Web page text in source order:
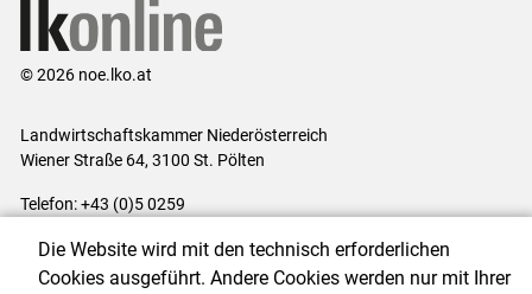
© 2026 noe.lko.at
Landwirtschaftskammer Niederösterreich
Wiener Straße 64, 3100 St. Pölten
Telefon: +43 (0)5 0259
Impressum|Kontakt|Datenschutzerklärung|Barrierefreiheit|
Die Website wird mit den technisch erforderlichen
Cookies ausgeführt. Andere Cookies werden nur mit Ihrer